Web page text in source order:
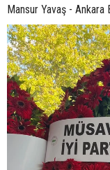
Mansur Yavaş - Ankara